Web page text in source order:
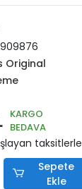
Original
KARGO
BEDAVA
taksitlerle
Sepete
Ekle